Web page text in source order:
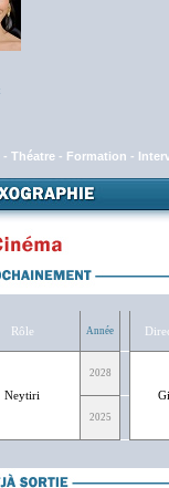
- Théatre - Formation -
Rôle Année
Neytiri
2028
2025